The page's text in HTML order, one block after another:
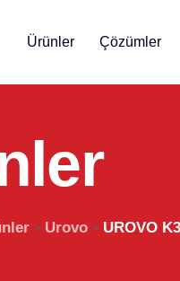
Ürünler Çözümler
ler
> Urovo > UROVO